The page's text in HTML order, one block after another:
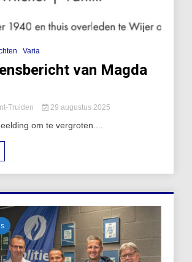
Varia
van Magda
Truiden 29 augustus 2025
om te vergroten....